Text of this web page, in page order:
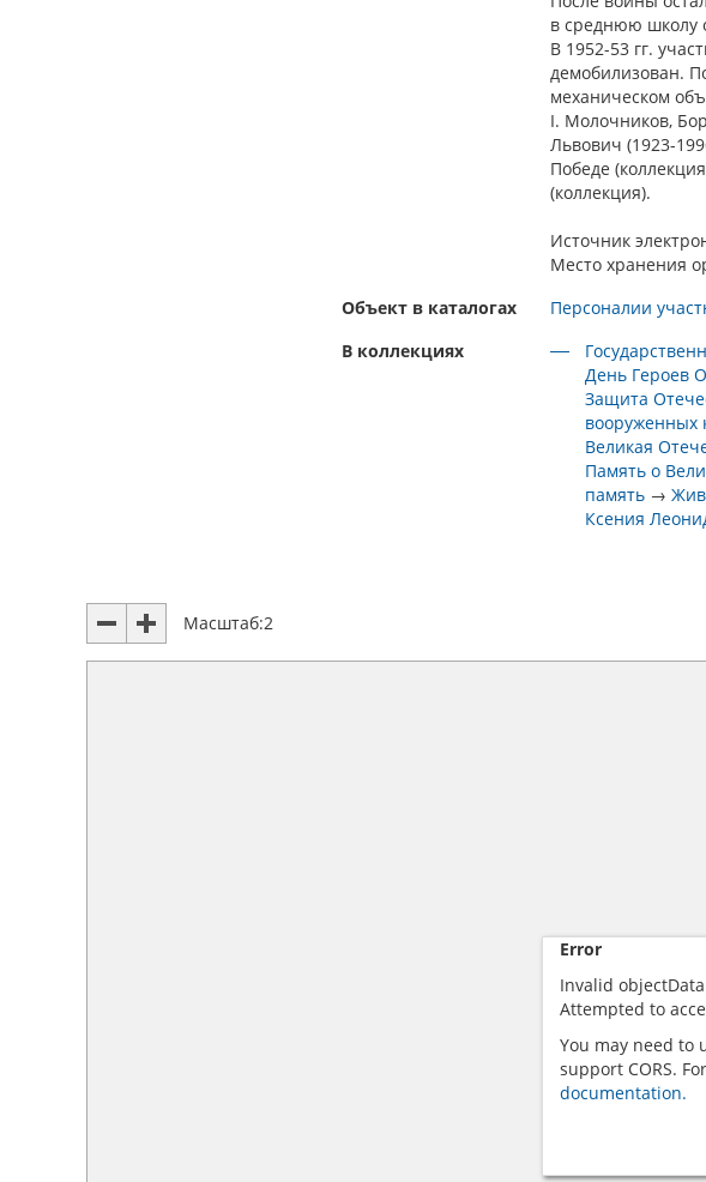
в среднюю школу
В 1952-53 гг.
демобилизован.
механическом
I. Молочников,
Львович (1923-
Победе
(коллекция).
Источник
Место хранения
Объект в каталогах
Персоналии
В коллекциях
День Героев
Защита
вооруженных
Великая
Память о
память →
Ксения
Масштаб:2
Error
Invalid
Attempted to
You may need to
support CORS.
documentation.